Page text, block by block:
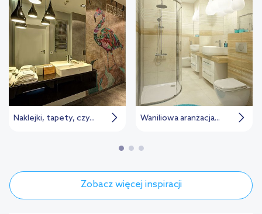
Naklejki, tapety, czy... Waniliowa aranżacja...
Zobacz więcej inspiracji